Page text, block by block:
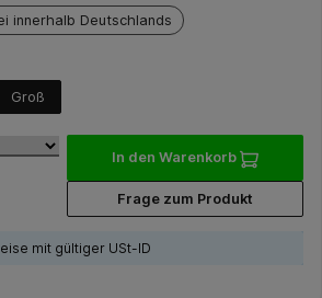
innerhalb Deutschlands
Groß
In den Warenkorb
Frage zum Produkt
mit gültiger USt-ID